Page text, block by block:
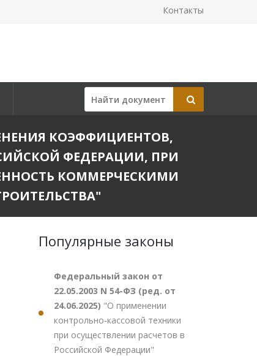
Контакты
КОЭФФИЦИЕНТОВ,
ФЕДЕРАЦИИ, ПРИ
КОММЕРЧЕСКИМИ
Популярные законы
Федеральный закон от
22.05.2003 N 54-ФЗ (ред. от
24.06.2025) "О применении
контрольно-кассовой техники
при осуществлении расчетов в
Российской Федерации"